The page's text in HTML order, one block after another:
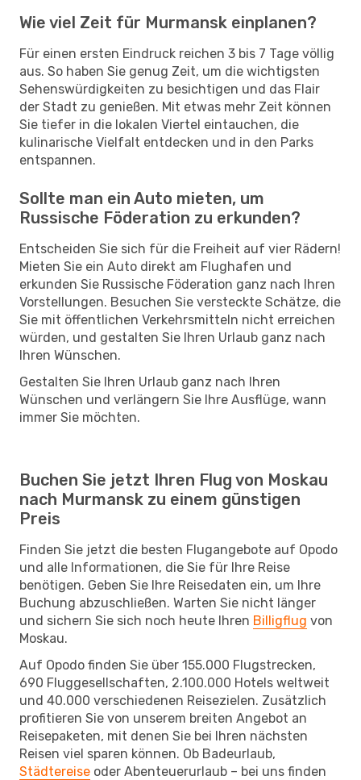
Wie viel Zeit für Murmansk einplanen?
Für einen ersten Eindruck reichen 3 bis 7 Tage völlig
aus. So haben Sie genug Zeit, um die wichtigsten
Sehenswürdigkeiten zu besichtigen und das Flair
der Stadt zu genießen. Mit etwas mehr Zeit können
Sie tiefer in die lokalen Viertel eintauchen, die
kulinarische Vielfalt entdecken und in den Parks
entspannen.
Sollte man ein Auto mieten, um
Russische Föderation zu erkunden?
Entscheiden Sie sich für die Freiheit auf vier Rädern!
Mieten Sie ein Auto direkt am Flughafen und
erkunden Sie Russische Föderation ganz nach Ihren
Vorstellungen. Besuchen Sie versteckte Schätze, die
Sie mit öffentlichen Verkehrsmitteln nicht erreichen
würden, und gestalten Sie Ihren Urlaub ganz nach
Ihren Wünschen.
Gestalten Sie Ihren Urlaub ganz nach Ihren
Wünschen und verlängern Sie Ihre Ausflüge, wann
immer Sie möchten.
Buchen Sie jetzt Ihren Flug von Moskau
nach Murmansk zu einem günstigen
Preis
Finden Sie jetzt die besten Flugangebote auf Opodo
und alle Informationen, die Sie für Ihre Reise
benötigen. Geben Sie Ihre Reisedaten ein, um Ihre
Buchung abzuschließen. Warten Sie nicht länger
und sichern Sie sich noch heute Ihren Billigflug von
Moskau.
Auf Opodo finden Sie über 155.000 Flugstrecken,
690 Fluggesellschaften, 2.100.000 Hotels weltweit
und 40.000 verschiedenen Reisezielen. Zusätzlich
profitieren Sie von unserem breiten Angebot an
Reisepaketen, mit denen Sie bei Ihren nächsten
Reisen viel sparen können. Ob Badeurlaub,
Städtereise oder Abenteuerurlaub – bei uns finden